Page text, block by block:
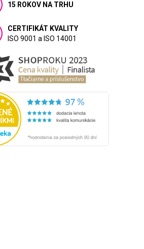
15 ROKOV NA TRHU
CERTIFIKÁT KVALITY
ISO 9001 a ISO 14001